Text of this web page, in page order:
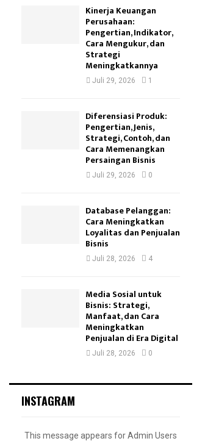
Kinerja Keuangan
Perusahaan:
Pengertian, Indikator,
Cara Mengukur, dan
Strategi
Meningkatkannya
Juli 29, 2026 1
Diferensiasi Produk:
Pengertian, Jenis,
Strategi, Contoh, dan
Cara Memenangkan
Persaingan Bisnis
Juli 29, 2026 0
Database Pelanggan:
Cara Meningkatkan
Loyalitas dan Penjualan
Bisnis
Juli 28, 2026 4
Media Sosial untuk
Bisnis: Strategi,
Manfaat, dan Cara
Meningkatkan
Penjualan di Era Digital
Juli 28, 2026 0
INSTAGRAM
This message appears for Admin Users